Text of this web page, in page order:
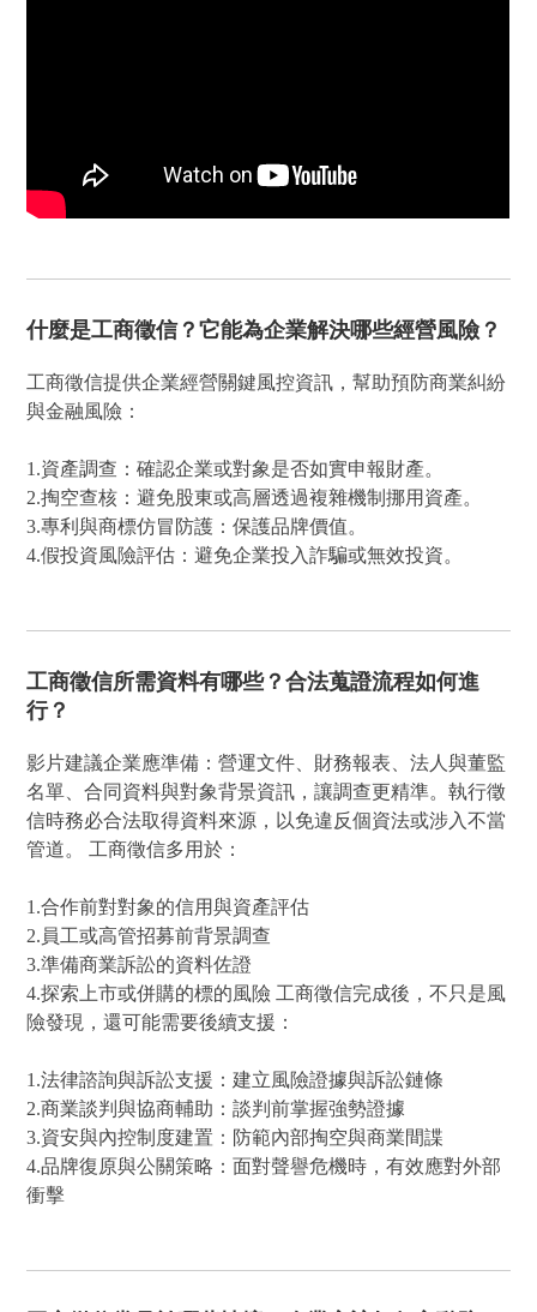
什麼是工商徵信？它能為企業解決哪些經營風險？
工商徵信提供企業經營關鍵風控資訊，幫助預防商業糾紛
與金融風險：
1.資產調查：確認企業或對象是否如實申報財產。
2.掏空查核：避免股東或高層透過複雜機制挪用資產。
3.專利與商標仿冒防護：保護品牌價值。
4.假投資風險評估：避免企業投入詐騙或無效投資。
工商徵信所需資料有哪些？合法蒐證流程如何進
行？
影片建議企業應準備：營運文件、財務報表、法人與董監
名單、合同資料與對象背景資訊，讓調查更精準。執行徵
信時務必合法取得資料來源，以免違反個資法或涉入不當
管道。 工商徵信多用於：
1.合作前對對象的信用與資產評估
2.員工或高管招募前背景調查
3.準備商業訴訟的資料佐證
4.探索上市或併購的標的風險 工商徵信完成後，不只是風
險發現，還可能需要後續支援：
1.法律諮詢與訴訟支援：建立風險證據與訴訟鏈條
2.商業談判與協商輔助：談判前掌握強勢證據
3.資安與內控制度建置：防範內部掏空與商業間諜
4.品牌復原與公關策略：面對聲譽危機時，有效應對外部
衝擊